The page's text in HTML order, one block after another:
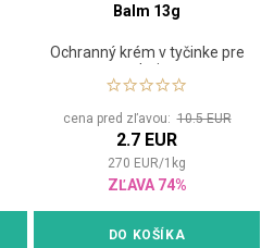
Balm 13g
Ochranný krém v tyčinke pre
deti
cena pred zľavou:10.5 EUR
2.7 EUR
270 EUR/1 kg
ZĽAVA 74%
DO KOŠÍKA